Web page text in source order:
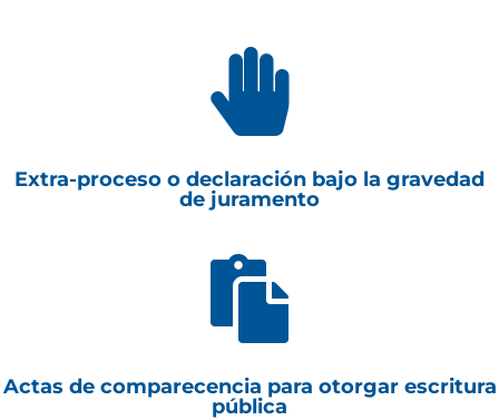

Extra-proceso o declaración bajo la gravedad
de juramento

Actas de comparecencia para otorgar escritura
pública